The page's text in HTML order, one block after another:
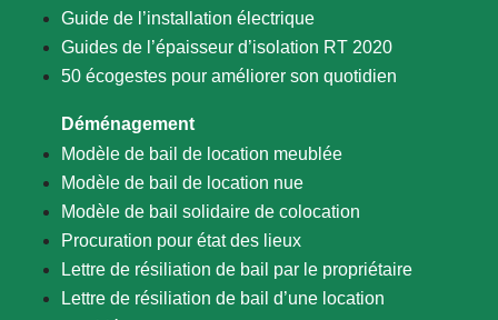
Guide de l’installation électrique
Guides de l’épaisseur d’isolation RT 2020
50 écogestes pour améliorer son quotidien
Déménagement
Modèle de bail de location meublée
Modèle de bail de location nue
Modèle de bail solidaire de colocation
Procuration pour état des lieux
Lettre de résiliation de bail par le propriétaire
Lettre de résiliation de bail d’une location